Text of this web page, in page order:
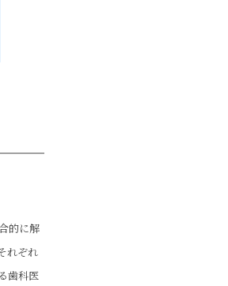
的に解
れぞれ
歯科医